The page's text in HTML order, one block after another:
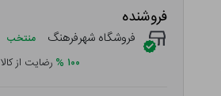
فروشنده
فروشگاه شهرفرهنگ منتخب
۱۰۰ % رضایت از کالا